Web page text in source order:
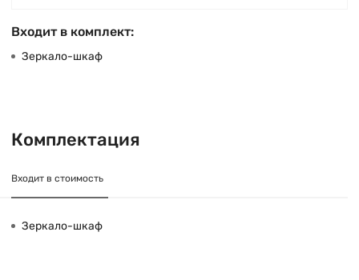
Входит в комплект:
Зеркало-шкаф
Комплектация
Входит в стоимость
Зеркало-шкаф